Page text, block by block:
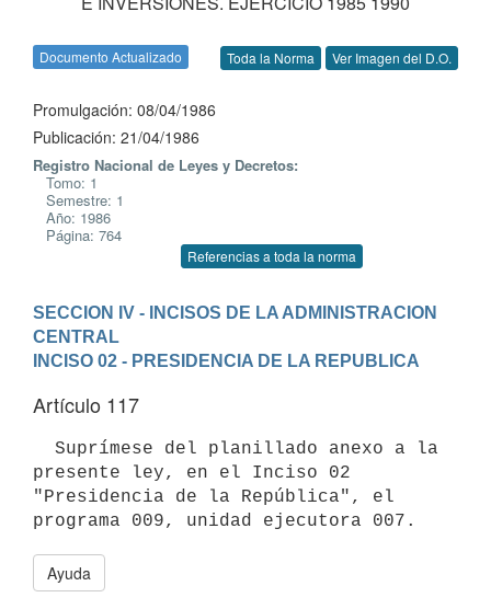
Documento Actualizado Toda la Norma Ver Imagen del D.O.
Promulgación: 08/04/1986
Publicación: 21/04/1986
Registro Nacional de Leyes y Decretos:
Tomo: 1
Semestre: 1
Año: 1986
Página: 764
Referencias a toda la norma
SECCION IV - INCISOS DE LA ADMINISTRACION
CENTRAL
INCISO 02 - PRESIDENCIA DE LA REPUBLICA
Artículo 117
presente ley, en el Inciso 02
"Presidencia de la República", el
Ayuda